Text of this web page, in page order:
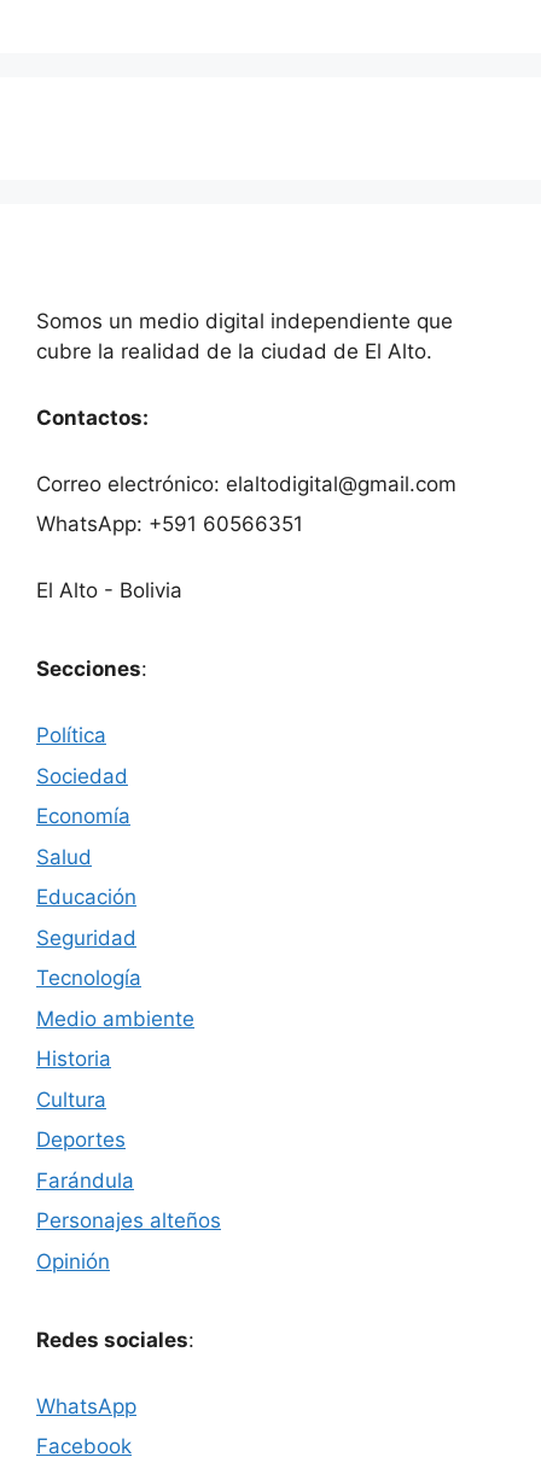
Somos un medio digital independiente que
cubre la realidad de la ciudad de El Alto.
Contactos:
Correo electrónico: elaltodigital@gmail.com
WhatsApp: +591 60566351
El Alto - Bolivia
Secciones:
Política
Sociedad
Economía
Salud
Educación
Seguridad
Tecnología
Medio ambiente
Historia
Cultura
Deportes
Farándula
Personajes alteños
Opinión
Redes sociales:
WhatsApp
Facebook